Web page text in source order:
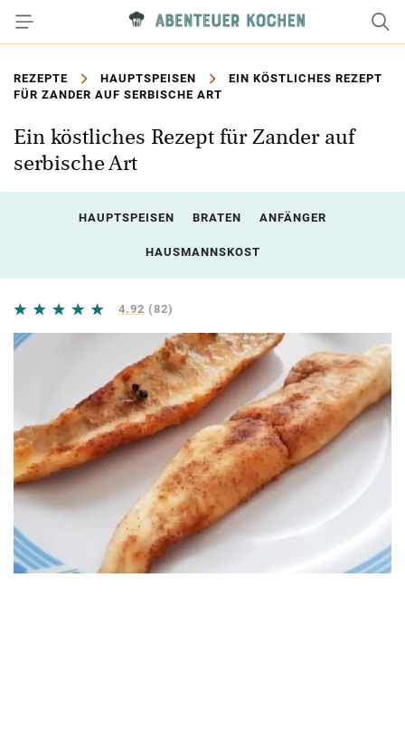
REZEPTE HAUPTSPEISEN
EIN KÖSTLICHES REZEPT
FÜR ZANDER AUF SERBISCHE ART
Ein köstliches Rezept für Zander auf
serbische Art
HAUPTSPEISEN BRATEN ANFÄNGER
HAUSMANNSKOST
4.92 (82)